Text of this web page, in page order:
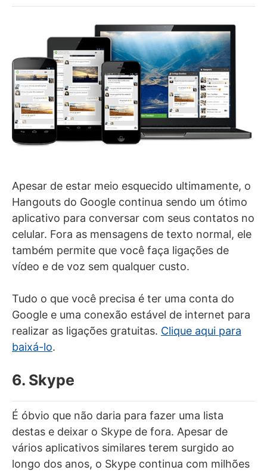
Apesar de estar meio esquecido ultimamente, o
Hangouts do Google continua sendo um ótimo
aplicativo para conversar com seus contatos no
celular. Fora as mensagens de texto normal, ele
também permite que você faça ligações de
vídeo e de voz sem qualquer custo.
Tudo o que você precisa é ter uma conta do
Google e uma conexão estável de internet para
realizar as ligações gratuitas. Clique aqui para
baixá-lo.
6. Skype
É óbvio que não daria para fazer uma lista
destas e deixar o Skype de fora. Apesar de
vários aplicativos similares terem surgido ao
longo dos anos, o Skype continua com milhões